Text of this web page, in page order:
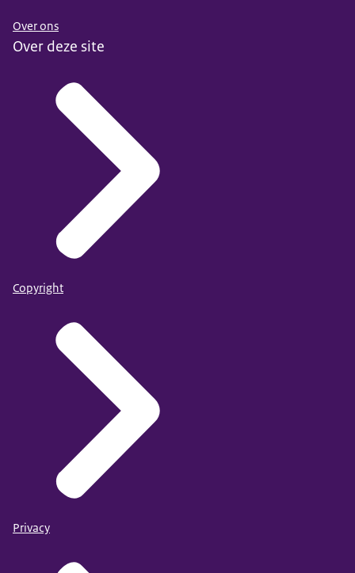
Over ons
Over deze site
Copyright
Privacy